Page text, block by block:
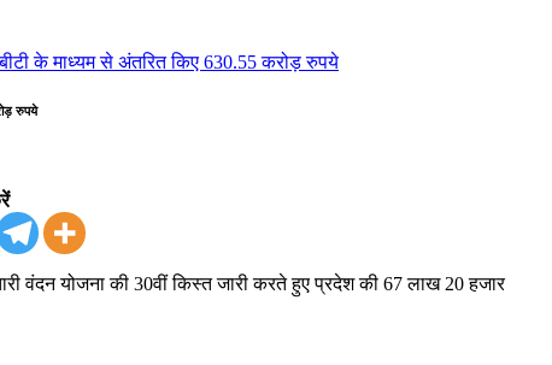
रुपये
वंदन योजना की 30वीं किस्त जारी करते हुए प्रदेश की 67 लाख 20 हजार